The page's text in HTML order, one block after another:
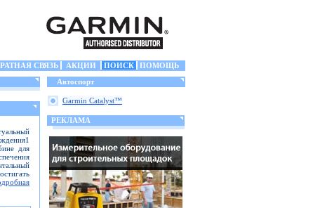
СВЯЗЬ АКЦИИ ПОИСК
ПОМОЩЬ
для
Автоспорт
Garmin Catalyst™
РЕКЛАМА